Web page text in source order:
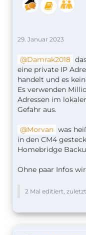
29. Januar 2023
Damrak2018
eine private IP
handelt und es
Es verwenden
Adressen im
Gefahr aus.
Morvan was
in den CM4
Homebridge
Ohne paar Infos
2 Mal editiert,